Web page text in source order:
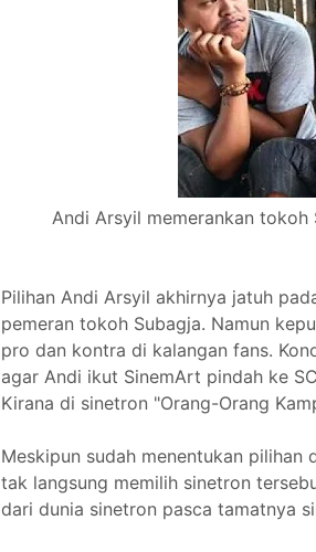
Andi Arsyil memerankan tokoh
Pilihan Andi Arsyil akhirnya jatuh
pemeran tokoh Subagja. Namun
pro dan kontra di kalangan fans.
agar Andi ikut SinemArt pindah ke
Kirana di sinetron "Orang-Orang
Meskipun sudah menentukan pilihan
tak langsung memilih sinetron
dari dunia sinetron pasca tamatnya